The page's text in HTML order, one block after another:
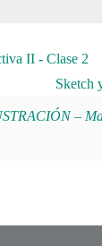
II - Clase 2
Sketch
–